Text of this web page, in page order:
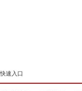
快速入口